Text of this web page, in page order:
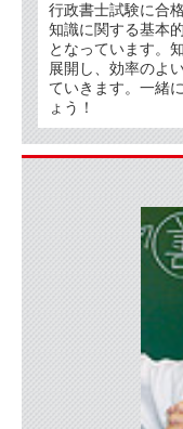
行政書士試験に合
知識に関する基本
となっています。
展開し、効率のよ
ていきます。一緒
ょう！